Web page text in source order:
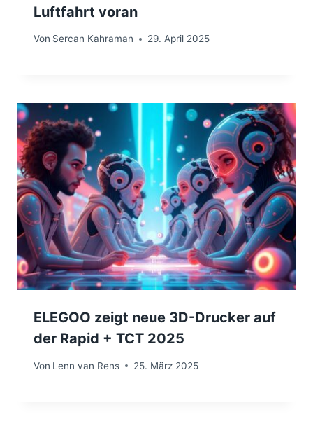
Luftfahrt voran
Von Sercan Kahraman 29. April 2025
ELEGOO zeigt neue 3D-Drucker auf
der Rapid + TCT 2025
Von Lenn van Rens 25. März 2025